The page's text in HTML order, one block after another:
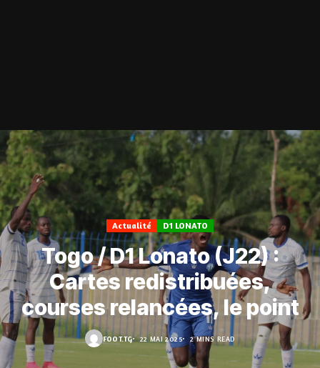
Actualité D1 LONATO
Togo / D1 Lonato (J22) :
Cartes redistribuées,
courses relancées, le point
FOOT.TG 22 MAI 2025 2 MINS READ